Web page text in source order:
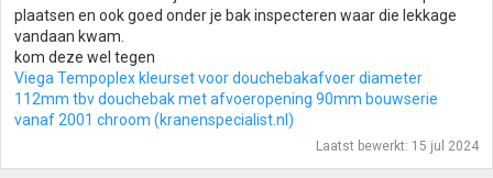
plaatsen en ook goed onder je bak inspecteren waar die lekkage
vandaan kwam.
kom deze wel tegen
Viega Tempoplex kleurset voor douchebakafvoer diameter
112mm tbv douchebak met afvoeropening 90mm bouwserie
vanaf 2001 chroom (kranenspecialist.nl)
Laatst bewerkt: 15 jul 2024